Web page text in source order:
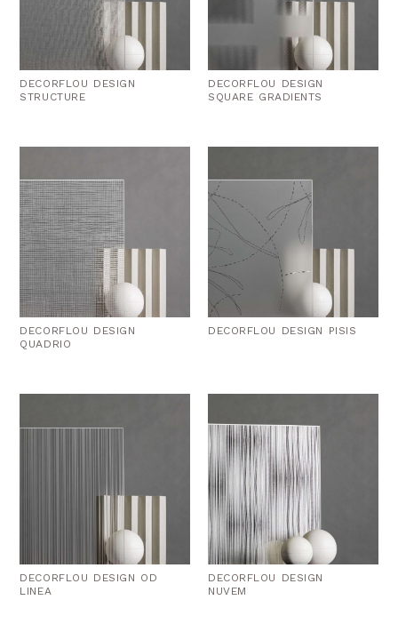
DECORFLOU DESIGN
STRUCTURE
DECORFLOU DESIGN
SQUARE GRADIENTS
DECORFLOU DESIGN
QUADRIO
DECORFLOU DESIGN PISIS
DECORFLOU DESIGN OD
LINEA
DECORFLOU DESIGN
NUVEM